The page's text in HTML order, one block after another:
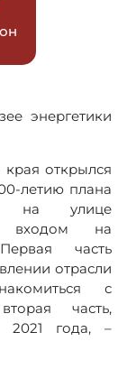
энергетики
края открылся
летию плана
на улице
входом на
часть
отрасли
с
часть,
2021 года, –